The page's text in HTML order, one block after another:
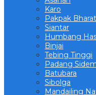
Karo
Pakpak Bharat
Siantar
Humbang
Binjai
Tebing Tinggi
Padang
Batubara
Sibolga
Mandailing